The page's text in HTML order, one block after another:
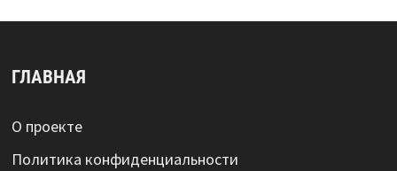
ГЛАВНАЯ
О проекте
Политика конфиденциальности